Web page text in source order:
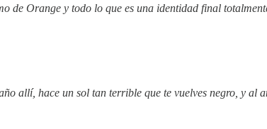
de Orange y todo lo que es una identidad final
allí, hace un sol tan terrible que te vuelves negro, y al